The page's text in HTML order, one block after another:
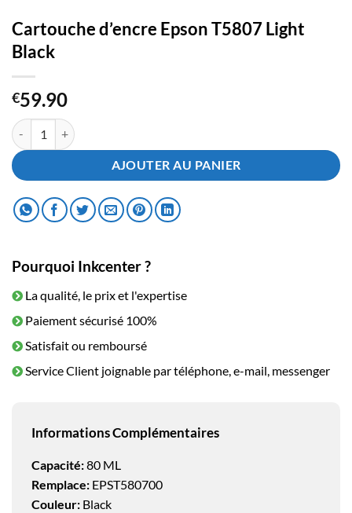
Cartouche d’encre Epson T5807 Light
Black
€59.90
quantité de Cartouche d'encre Epson T5807 Light Black
AJOUTER AU PANIER
Pourquoi Inkcenter ?
La qualité, le prix et l'expertise
Paiement sécurisé 100%
Satisfait ou remboursé
Service Client joignable par téléphone, e-mail, messenger
Informations Complémentaires
Capacité:80 ML
Remplace: EPST580700
Couleur: Black